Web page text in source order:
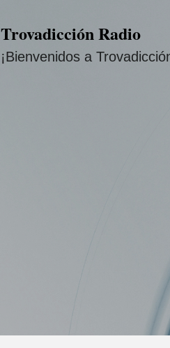
Trovadicción Radio
¡Bienvenidos a